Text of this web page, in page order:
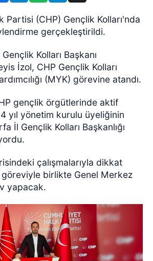
Partisi (CHP) Gençlik Kolları'nda
gerçekleştirildi.
Kolları Başkanı
İzol, CHP Gençlik Kolları
(MYK) görevine atandı.
gençlik örgütlerinde aktif
yıl yönetim kurulu üyeliğinin
İl Gençlik Kolları Başkanlığı
çalışmalarıyla dikkat
birlikte Genel Merkez
yapacak.